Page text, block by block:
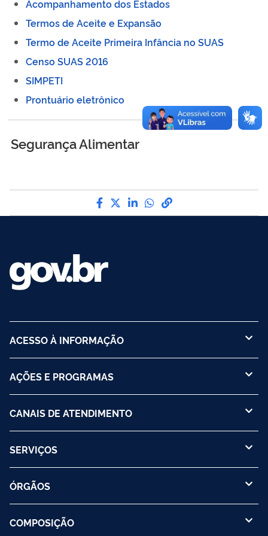
Acompanhamento dos Estados
Termos de Aceite e Expansão
Termo de Aceite Primeira Infância no SUAS
Censo SUAS 2016
SIMPETI
Prontuário eletrônico
Segurança Alimentar
Compartilhe por Facebook
Compartilhe por Twitter
Compartilhe por
Compartilhe por
link para Copiar
ACESSO À INFORMAÇÃO
AÇÕES E PROGRAMAS
CANAIS DE ATENDIMENTO
SERVIÇOS
ÓRGÃOS
COMPOSIÇÃO